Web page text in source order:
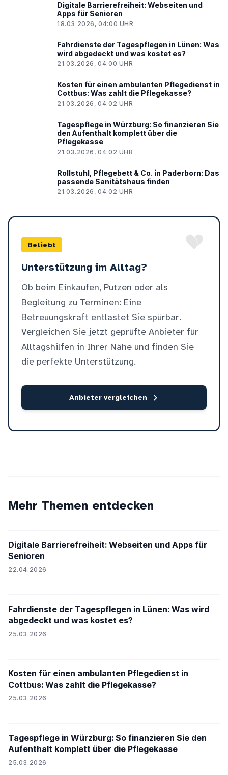
Digitale Barrierefreiheit: Webseiten und
Apps für Senioren
18.03.2026, 04:00 UHR
Fahrdienste der Tagespflegen in Lünen: Was
wird abgedeckt und was kostet es?
21.03.2026, 04:00 UHR
Kosten für einen ambulanten Pflegedienst in
Cottbus: Was zahlt die Pflegekasse?
21.03.2026, 04:02 UHR
Tagespflege in Würzburg: So finanzieren Sie
den Aufenthalt komplett über die
Pflegekasse
21.03.2026, 04:02 UHR
Rollstuhl, Pflegebett & Co. in Paderborn: Das
passende Sanitätshaus finden
21.03.2026, 04:02 UHR
Beliebt
Unterstützung im Alltag?
Ob beim Einkaufen, Putzen oder als
Begleitung zu Terminen: Eine
Betreuungskraft entlastet Sie spürbar.
Vergleichen Sie jetzt geprüfte Anbieter für
Alltagshilfen in Ihrer Nähe und finden Sie
die perfekte Unterstützung.
Anbieter vergleichen
Mehr Themen entdecken
Digitale Barrierefreiheit: Webseiten und Apps für
Senioren
22.04.2026
Fahrdienste der Tagespflegen in Lünen: Was wird
abgedeckt und was kostet es?
25.03.2026
Kosten für einen ambulanten Pflegedienst in
Cottbus: Was zahlt die Pflegekasse?
25.03.2026
Tagespflege in Würzburg: So finanzieren Sie den
Aufenthalt komplett über die Pflegekasse
25.03.2026